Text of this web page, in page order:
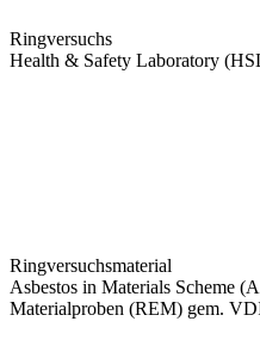
Ringversuchs
Health & Safety Laboratory
Ringversuchsmaterial
Asbestos in Materials Scheme
Materialproben (REM) gem.